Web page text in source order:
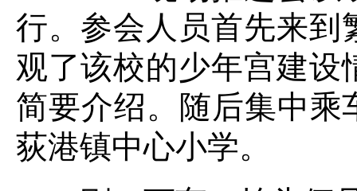
行。参会人员首先来到
观了该校的少年宫建设
简要介绍。随后集中
荻港镇中心小学。